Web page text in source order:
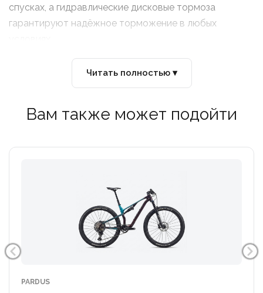
спусках, а гидравлические дисковые тормоза
гарантируют надёжное торможение в любых
Читать полностью ▾
Вам также может подойти
PARDUS